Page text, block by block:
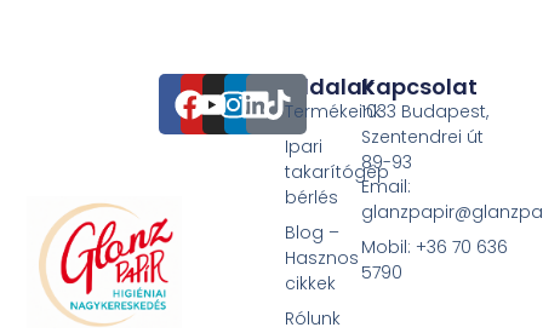
Oldalak
Termékeink
Ipari
takarítógép
bérlés
Blog –
Hasznos
cikkek
Rólunk
Kapcsolat
1033 Budapest,
Szentendrei út
89-93
Email:
Mobil: +36 70 636
5790